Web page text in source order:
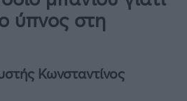
ύπνος στη
Κωνσταντίνος